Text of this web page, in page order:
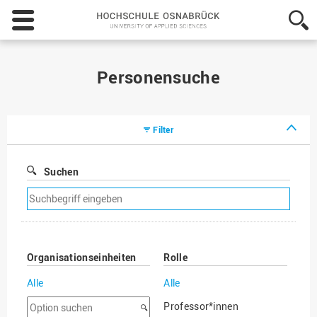
Hochschule
Osnabrück
-
Personensuche
Filter
Suchen
Suchfilter
entfernen
Organisationseinheiten
Alle
Option
Rolle
Alle
Professor*innen